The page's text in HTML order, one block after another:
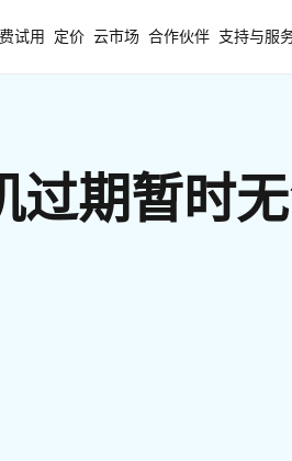
试用 定价 云市场 合作伙伴 支持与服
过期暂时